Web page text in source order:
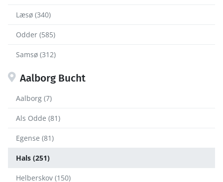
Læsø (340)
Odder (585)
Samsø (312)
Aalborg Bucht
Aalborg (7)
Als Odde (81)
Egense (81)
Hals (251)
Helberskov (150)